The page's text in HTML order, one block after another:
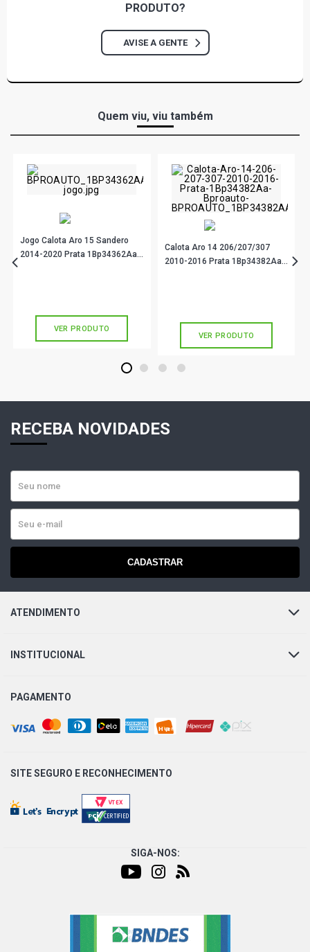
PRODUTO?
AVISE A GENTE
Quem viu, viu também
Jogo Calota Aro 15 Sandero
2014-2020 Prata 1Bp34362Aa
VER PRODUTO
Calota Aro 14 206/207/307
2010-2016 Prata 1Bp34382Aa
VER PRODUTO
1 2 3 4
RECEBA NOVIDADES
CADASTRAR
ATENDIMENTO
INSTITUCIONAL
PAGAMENTO
SITE SEGURO E RECONHECIMENTO
SIGA-NOS: